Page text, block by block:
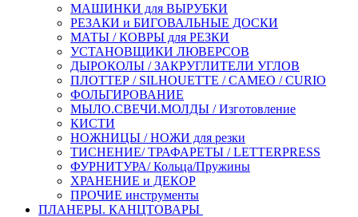
МАШИНКИ для ВЫРУБКИ
РЕЗАКИ и БИГОВАЛЬНЫЕ ДОСКИ
МАТЫ / КОВРЫ для РЕЗКИ
УСТАНОВЩИКИ ЛЮВЕРСОВ
ДЫРОКОЛЫ / ЗАКРУГЛИТЕЛИ УГЛОВ
ПЛОТТЕР / SILHOUETTE / CAMEO / CURIO
ФОЛЬГИРОВАНИЕ
МЫЛО.СВЕЧИ.МОЛДЫ / Изготовление
КИСТИ
НОЖНИЦЫ / НОЖИ для резки
ТИСНЕНИЕ/ ТРАФАРЕТЫ / LETTERPRESS
ФУРНИТУРА/ Кольца/Пружины
ХРАНЕНИЕ и ДЕКОР
ПРОЧИЕ инструменты
ПЛАНЕРЫ. КАНЦТОВАРЫ